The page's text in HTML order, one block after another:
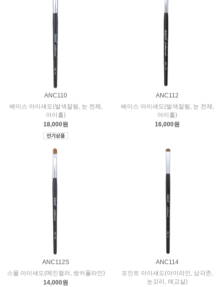
ANC110
베이스 아이섀도(발색잘됨, 눈 전체,
아이홀)
18,000원
ANC112
베이스 아이섀도(발색잘됨, 눈 전체,
아이홀)
16,000원
ANC112S
스몰 아이섀도(메인컬러, 쌍커풀라인)
14,000원
ANC114
포인트 아이섀도(아이라인, 삼각존,
눈꼬리, 애교살)